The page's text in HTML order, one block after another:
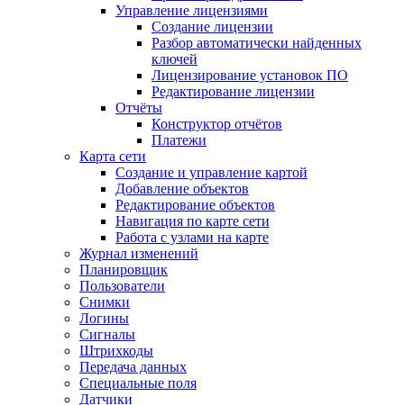
Управление лицензиями
Создание лицензии
Разбор автоматически найденных
ключей
Лицензирование установок ПО
Редактирование лицензии
Отчёты
Конструктор отчётов
Платежи
Карта сети
Создание и управление картой
Добавление объектов
Редактирование объектов
Навигация по карте сети
Работа с узлами на карте
Журнал изменений
Планировщик
Пользователи
Снимки
Логины
Сигналы
Штрихкоды
Передача данных
Специальные поля
Датчики